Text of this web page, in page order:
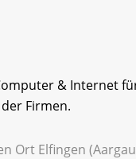
& Internet
Firmen.
Ort Elfingen